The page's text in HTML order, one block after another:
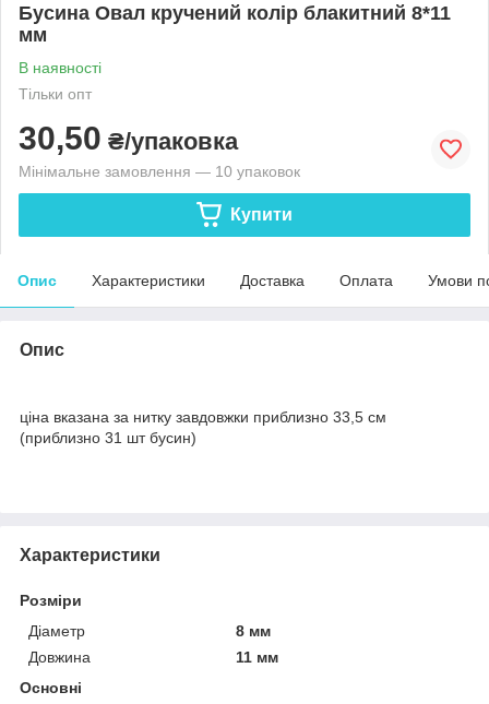
Бусина Овал кручений колір блакитний 8*11
мм
В наявності
Тільки опт
30,50 ₴/упаковка
Мінімальне замовлення — 10 упаковок
Купити
Опис Характеристики Доставка Оплата Умови
Опис
ціна вказана за нитку завдовжки приблизно 33,5 см
(приблизно 31 шт бусин)
Характеристики
Розміри
Діаметр
8 мм
Довжина
11 мм
Основні